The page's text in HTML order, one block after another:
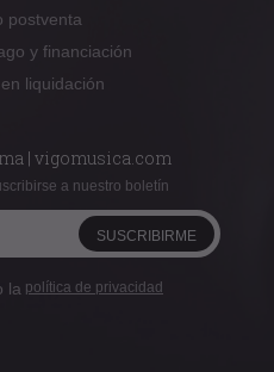
postventa
y financiación
liquidación
| vigomusica.com
a nuestro boletín
la política de privacidad